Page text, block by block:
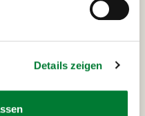
Details zeigen